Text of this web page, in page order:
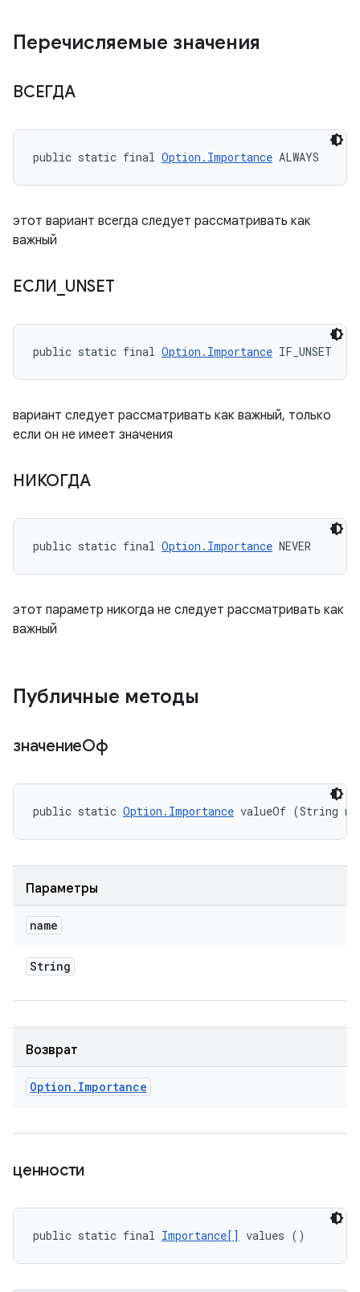
Перечисляемые значения
ВСЕГДА
public static final Option.Importance ALWAYS
этот вариант всегда следует рассматривать как
важный
ЕСЛИ UNSET
public static final Option.Importance IF_UNSET
вариант следует рассматривать как важный, только
если он не имеет значения
НИКОГДА
public static final Option.Importance NEVER
этот параметр никогда не следует рассматривать как
важный
Публичные методы
значениеОф
public static Option.Importance valueOf (String
Параметры
name
String
Возврат
Option . Importance
ценности
public static final Importance[] values ()